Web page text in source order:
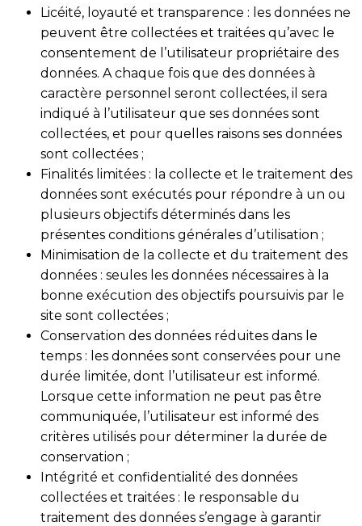
Licéité, loyauté et transparence : les données ne
peuvent être collectées et traitées qu’avec le
consentement de l’utilisateur propriétaire des
données. A chaque fois que des données à
caractère personnel seront collectées, il sera
indiqué à l’utilisateur que ses données sont
collectées, et pour quelles raisons ses données
sont collectées ;
Finalités limitées : la collecte et le traitement des
données sont exécutés pour répondre à un ou
plusieurs objectifs déterminés dans les
présentes conditions générales d’utilisation ;
Minimisation de la collecte et du traitement des
données : seules les données nécessaires à la
bonne exécution des objectifs poursuivis par le
site sont collectées ;
Conservation des données réduites dans le
temps : les données sont conservées pour une
durée limitée, dont l’utilisateur est informé.
Lorsque cette information ne peut pas être
communiquée, l’utilisateur est informé des
critères utilisés pour déterminer la durée de
conservation ;
Intégrité et confidentialité des données
collectées et traitées : le responsable du
traitement des données s’engage à garantir